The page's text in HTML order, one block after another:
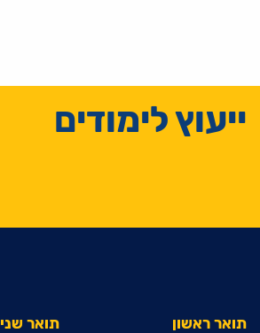
ייעוץ לימודים
תואר ראשון תואר שני